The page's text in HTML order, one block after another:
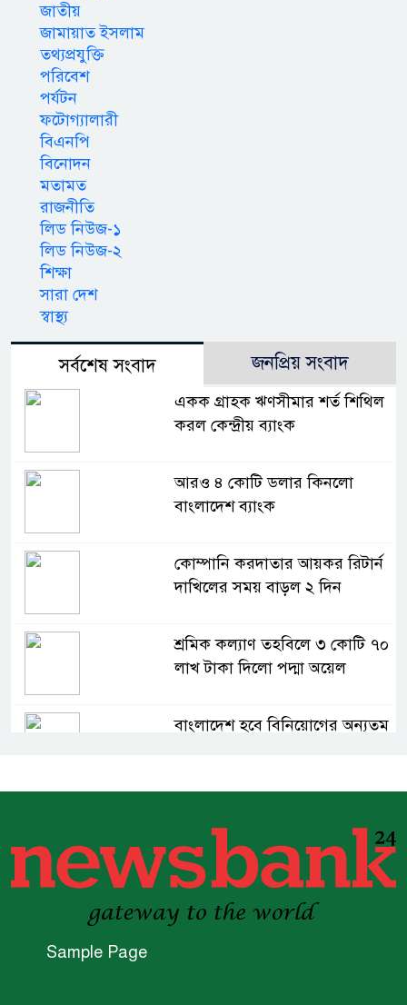
জাতীয়
জামায়াত ইসলাম
তথ্যপ্রযুক্তি
পরিবেশ
পর্যটন
ফটোগ্যালারী
বিএনপি
বিনোদন
মতামত
রাজনীতি
লিড নিউজ-১
লিড নিউজ-২
শিক্ষা
সারা দেশ
স্বাস্থ্য
সর্বশেষ সংবাদ জনপ্রিয় সংবাদ
একক গ্রাহক ঋণসীমার শর্ত শিথিল
করল কেন্দ্রীয় ব্যাংক
আরও ৪ কোটি ডলার কিনলো
বাংলাদেশ ব্যাংক
কোম্পানি করদাতার আয়কর রিটার্ন
দাখিলের সময় বাড়ল ২ দিন
শ্রমিক কল্যাণ তহবিলে ৩ কোটি ৭০
লাখ টাকা দিলো পদ্মা অয়েল
বাংলাদেশ হবে বিনিয়োগের অন্যতম
ব্র্যাকের নির্বাহী পরিচালক আসিফ
সালেহ
একনেকে ৩৬ হাজার ৬৯৫ কোটি
টাকার ৯ প্রকল্প অনুমোদন
Sample Page